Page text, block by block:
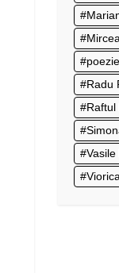
poezie
Radu
Raftul
Vasile